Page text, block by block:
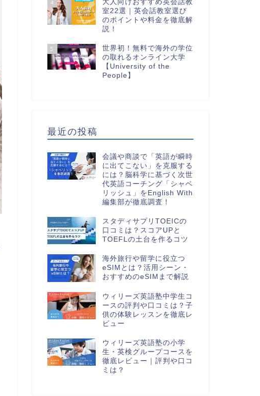
4
大人向けおすすめ英会話教
室22選｜英会話教室選び
のポイントや料金を徹底解
説！
5
世界初！無料で海外の学位
の取れるオンライン大学
【University of the
People】
最近の投稿
会議や商談で「英語が瞬時
に出てこない」を克服する
には？脳科学に基づく次世
代英語コーチング「シャベ
リッシュ」をEnglish With
編集部が徹底調査！
スタディサプリTOEICの
口コミは？スコアUPと
TOEFLの土台を作るコツ
海外旅行や留学に役立つ
eSIMとは？活用シーン・
おすすめのeSIMまで解説
ウィリーズ英語塾中学生コ
ースの評判や口コミは？子
供の体験レッスンを徹底レ
ビュー
ウィリーズ英語塾の小学
生・英検グループコースを
徹底レビュー｜評判や口コ
ミは？